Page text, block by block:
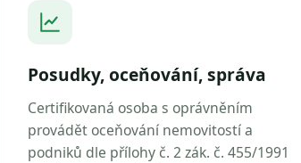
Posudky, oceňování, správa
Certifikovaná osoba s oprávněním
provádět oceňování nemovitostí a
podniků dle přílohy č. 2 zák. č. 455/1991